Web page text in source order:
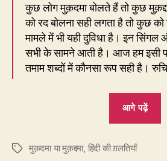
कुछ लोग मुक़दमा बोलते हैं तो कुछ
को रद बोलना सही लगता है तो कुछ को
मामले में भी यही दुविधा है। इन सिंगल
सभी के सामने आती है। आज हम इसी
तमाम शब्दों में कौनसा रूप सही है।
आगे पढ़ें
Tagsमुक़दमा या मुक़द्दमा, हिंदी की ग़लतियाँ